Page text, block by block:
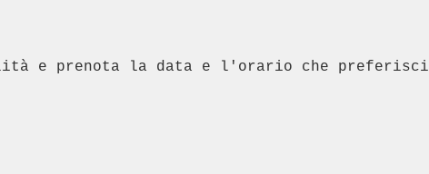
e prenota la data e l'orario che preferisci